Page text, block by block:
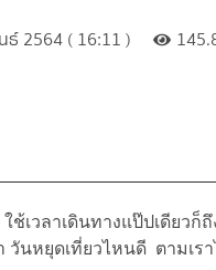
2564 ( 16:11 )
ใช้เวลาเดินทางแป๊ปเดียว
วันหยุดเที่ยวไหนดี ตามเร